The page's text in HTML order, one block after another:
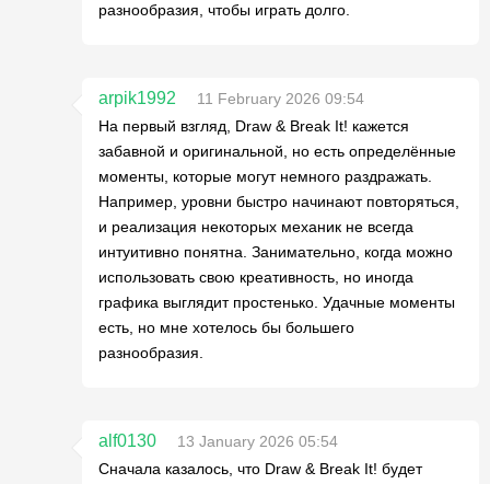
разнообразия, чтобы играть долго.
arpik1992
11 February 2026 09:54
На первый взгляд, Draw & Break It! кажется
забавной и оригинальной, но есть определённые
моменты, которые могут немного раздражать.
Например, уровни быстро начинают повторяться,
и реализация некоторых механик не всегда
интуитивно понятна. Занимательно, когда можно
использовать свою креативность, но иногда
графика выглядит простенько. Удачные моменты
есть, но мне хотелось бы большего
разнообразия.
alf0130
13 January 2026 05:54
Сначала казалось, что Draw & Break It! будет